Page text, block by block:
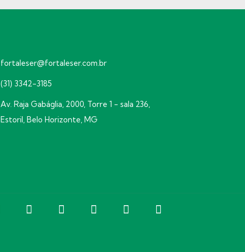
fortaleser@fortaleser.com.br
(31) 3342-3185
Av. Raja Gabáglia, 2000, Torre 1 - sala 236,
Estoril, Belo Horizonte, MG